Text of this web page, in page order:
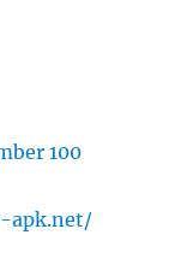
100
apk.net/